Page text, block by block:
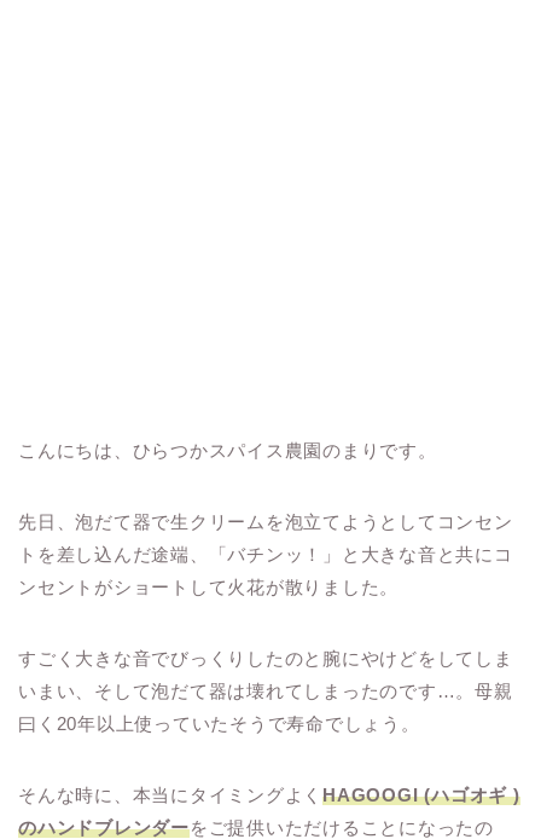
こんにちは、ひらつかスパイス農園のまりです。
先日、泡だて器で生クリームを泡立てようとしてコンセン
トを差し込んだ途端、「バチンッ！」と大きな音と共にコ
ンセントがショートして火花が散りました。
すごく大きな音でびっくりしたのと腕にやけどをしてしま
いまい、そして泡だて器は壊れてしまったのです…。母親
曰く20年以上使っていたそうで寿命でしょう。
そんな時に、本当にタイミングよくHAGOOGI (ハゴオギ )
のハンドブレンダーをご提供いただけることになったの